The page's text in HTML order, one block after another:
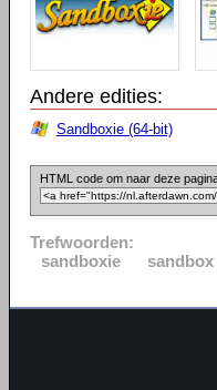
Andere edities:
Sandboxie (64-bit)
HTML code om naar deze
Trefwoorden:
sandboxie
sandbox